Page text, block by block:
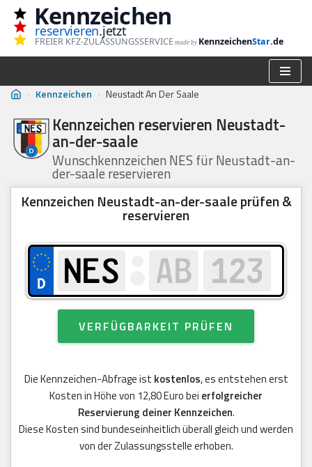
Zum
Inhalt
Kennzeichen
reservieren.jetzt
FREIER KFZ-ZULASSUNGSSERVICE made by KennzeichenStar.de
› Kennzeichen › Neustadt An Der Saale
Kennzeichen reservieren Neustadt-
an-der-saale
Wunschkennzeichen NES für Neustadt-an-
der-saale reservieren
Kennzeichen Neustadt-an-der-saale prüfen &
reservieren
VERFÜGBARKEIT PRÜFEN
Die Kennzeichen-Abfrage ist kostenlos, es entstehen erst
Kosten in Höhe von 12,80 Euro bei erfolgreicher
Reservierung deiner Kennzeichen.
Diese Kosten sind bundeseinheitlich überall gleich und werden
von der Zulassungsstelle erhoben.